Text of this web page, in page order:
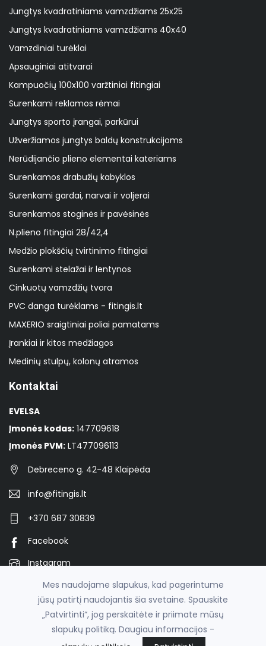
Jungtys kvadratiniams vamzdžiams 25x25
Jungtys kvadratiniams vamzdžiams 40x40
Vamzdiniai turėklai
Apsauginiai atitvarai
Kampuočių 100x100 varžtiniai fitingiai
Surenkami reklamos rėmai
Jungtys sporto įrangai, parkūrui
Užveržiamos jungtys baldų konstrukcijoms
Nerūdijančio plieno elementai kateriams
Surenkamos drabužių kabyklos
Surenkami gardai, narvai ir voljerai
Surenkamos stoginės ir pavėsinės
N.plieno fitingiai 28/42,4
Medžio plokščių tvirtinimo fitingiai
Surenkami stelažai ir lentynos
Cinkuotų vamzdžių tvora
PVC danga turėklams - fitingis.lt
MAXERIO sraigtiniai poliai pamatams
Įrankiai ir kitos medžiagos
Medinių stulpų, kolonų atramos
Kontaktai
EVELSA
Įmonės kodas: 147709618
Įmonės PVM: LT477096113
Debreceno g. 42-48 Klaipėda
info@fitingis.lt
+370 687 30839
Facebook
Instagram
© 2026 Veržiami fitingiai vamzdžių konstrukcijoms -
Mes naudojame slapukus, kad pagerintume
jūsų patirtį naudojantis šia svetaine. Spauskite
„Patvirtinti“, jog perskaitėte ir priimate mūsų
slapukų politiką. Daugiau informacijos -